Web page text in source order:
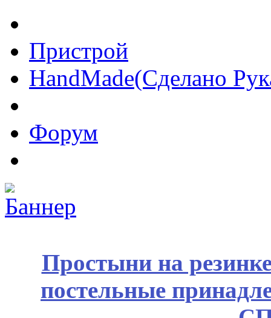
Пристрой
HandMade(Сделано
Форум
Простыни на
постельные